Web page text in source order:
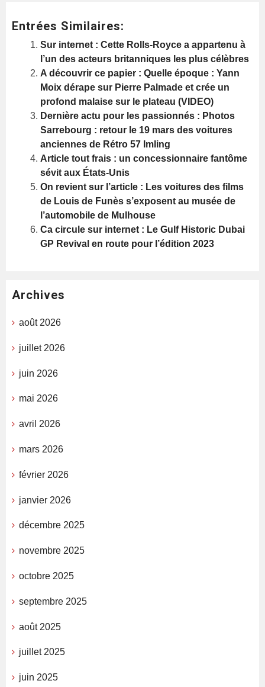
Entrées Similaires:
Sur internet : Cette Rolls-Royce a appartenu à
l’un des acteurs britanniques les plus célèbres
A découvrir ce papier : Quelle époque : Yann
Moix dérape sur Pierre Palmade et crée un
profond malaise sur le plateau (VIDEO)
Dernière actu pour les passionnés : Photos
Sarrebourg : retour le 19 mars des voitures
anciennes de Rétro 57 Imling
Article tout frais : un concessionnaire fantôme
sévit aux États-Unis
On revient sur l’article : Les voitures des films
de Louis de Funès s’exposent au musée de
l’automobile de Mulhouse
Ca circule sur internet : Le Gulf Historic Dubai
GP Revival en route pour l’édition 2023
Archives
août 2026
juillet 2026
juin 2026
mai 2026
avril 2026
mars 2026
février 2026
janvier 2026
décembre 2025
novembre 2025
octobre 2025
septembre 2025
août 2025
juillet 2025
juin 2025